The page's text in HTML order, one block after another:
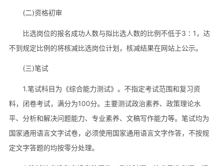
(二)资格初审
比选岗位的报名成功人数与拟比选人数的比例不低于3∶1，达
不到规定比例的将核减比选岗位计划，核减结果在网站上公示。
(三)笔试
1.笔试科目为《综合能力测试》。不指定考试范围和复习资
料，闭卷考试，满分为100分。主要测试政治素养、政策理论水
平、分析和解决问题能力、专业素养、文稿写作能力等。笔试均为
国家通用语言文字试卷，必须使用国家通用语言文字作答，不按规
定文字答题的均按零分处理。